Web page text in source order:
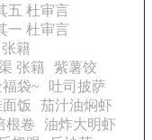
五 杜审言
一 杜审言
籍
张籍
紫薯饺
袋~
吐司披萨
饭
茄汁油焖虾
根卷
油炸大明虾